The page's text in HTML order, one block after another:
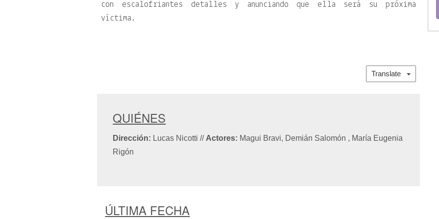
con escalofriantes detalles y anunciando que ella será su próxima
víctima.
Translate
QUIÉNES
Dirección: Lucas Nicotti// Actores: Magui Bravi, Demián Salomón , María Eugenia
Rigón
ÚLTIMA FECHA